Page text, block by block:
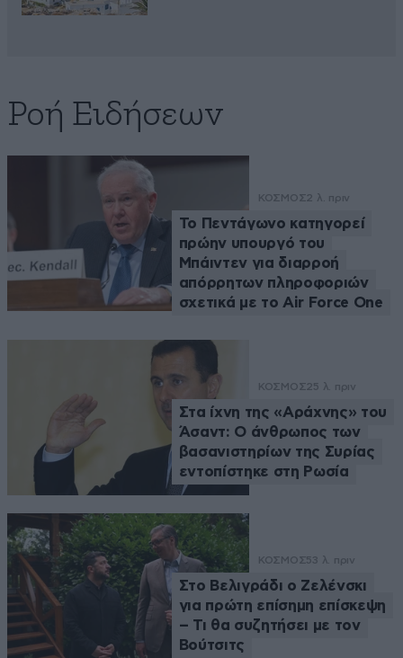
Ροή Ειδήσεων
ΚΟΣΜΟΣ2 λ. πριν
Το Πεντάγωνο κατηγορεί
πρώην υπουργό του
Μπάιντεν για διαρροή
απόρρητων πληροφοριών
σχετικά με το Air Force One
ΚΟΣΜΟΣ25 λ. πριν
Στα ίχνη της «Αράχνης» του
Άσαντ: Ο άνθρωπος των
βασανιστηρίων της Συρίας
εντοπίστηκε στη Ρωσία
ΚΟΣΜΟΣ53 λ. πριν
Στο Βελιγράδι ο Ζελένσκι
για πρώτη επίσημη επίσκεψη
– Τι θα συζητήσει με τον
Βούτσιτς